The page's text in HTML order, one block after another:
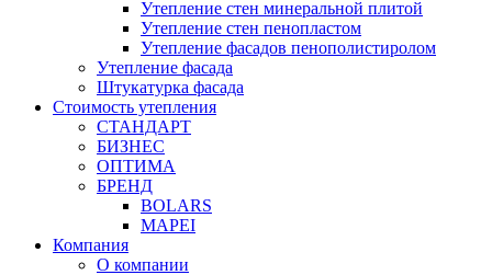
Утепление стен минеральной плитой
Утепление стен пенопластом
Утепление фасадов пенополистиролом
Утепление фасада
Штукатурка фасада
Стоимость утепления
СТАНДАРТ
БИЗНЕС
ОПТИМА
БРЕНД
BOLARS
MAPEI
Компания
О компании